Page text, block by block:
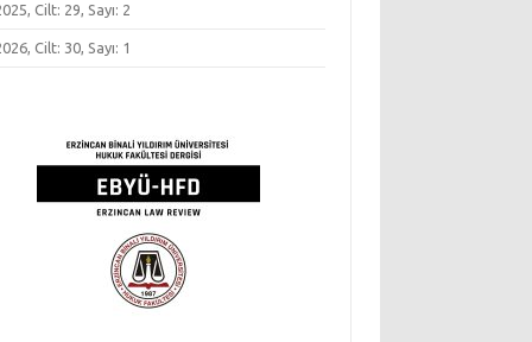
Cilt: 29, Sayı: 2
Cilt: 30, Sayı: 1